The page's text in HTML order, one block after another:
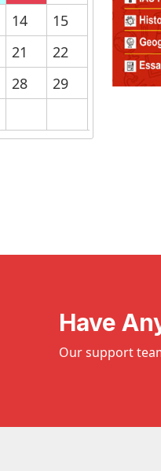
14
15
21
22
28
29
Have
Our support